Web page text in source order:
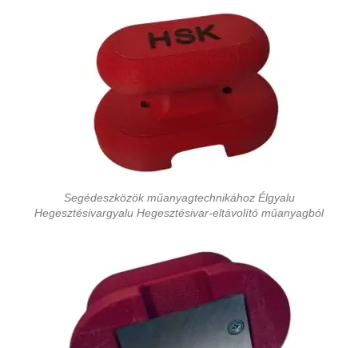
Segédeszközök műanyagtechnikához Élgyalu
Hegesztésivargyalu Hegesztésivar-eltávolító műanyagból